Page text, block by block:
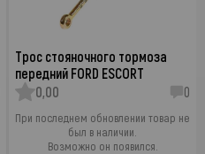
Трос стояночного тормоза
передний FORD ESCORT
0,00
0
При последнем обновлении товар не
был в наличии.
Возможно он появился.